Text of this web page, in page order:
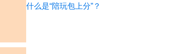
什么是“陪玩包上分”？